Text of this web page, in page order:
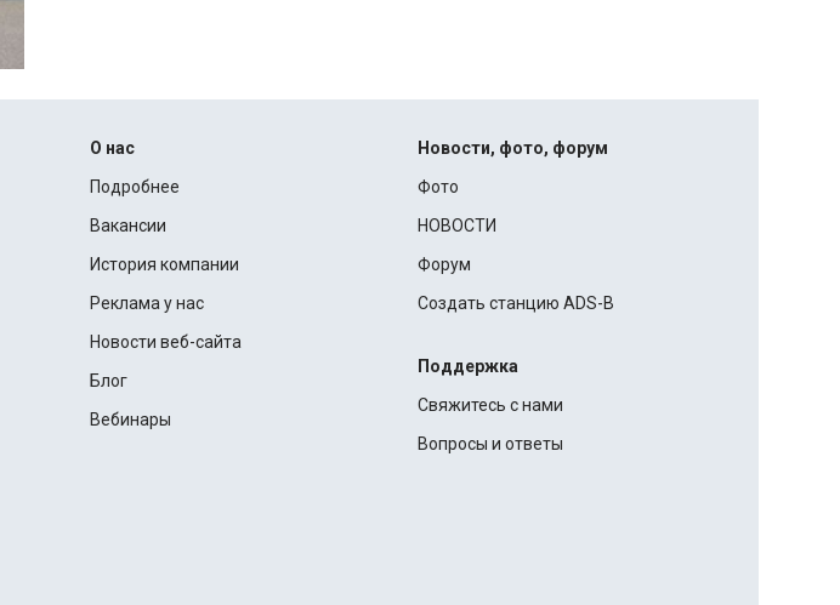
О нас
Подробнее
Вакансии
История компании
Реклама у нас
Новости веб-сайта
Блог
Вебинары
Новости, фото, форум
Фото
НОВОСТИ
Форум
Создать станцию ADS-B
Поддержка
Свяжитесь с нами
Вопросы и ответы